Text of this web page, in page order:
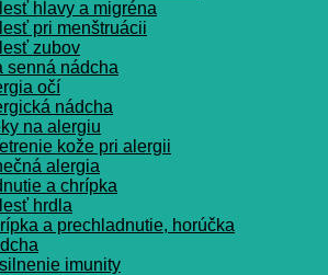
hlavy a migréna
pri menštruácii
zubov
senná nádcha
očí
nádcha
na alergiu
kože pri alergii
alergia
a chrípka
hrdla
a prechladnutie, horúčka
imunity